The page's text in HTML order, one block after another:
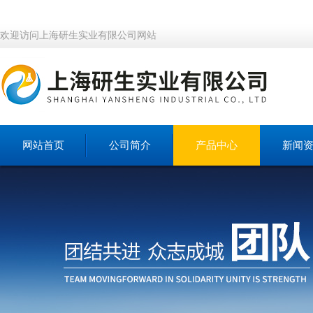
欢迎访问上海研生实业有限公司网站
网站首页 公司简介 产品中心 新闻